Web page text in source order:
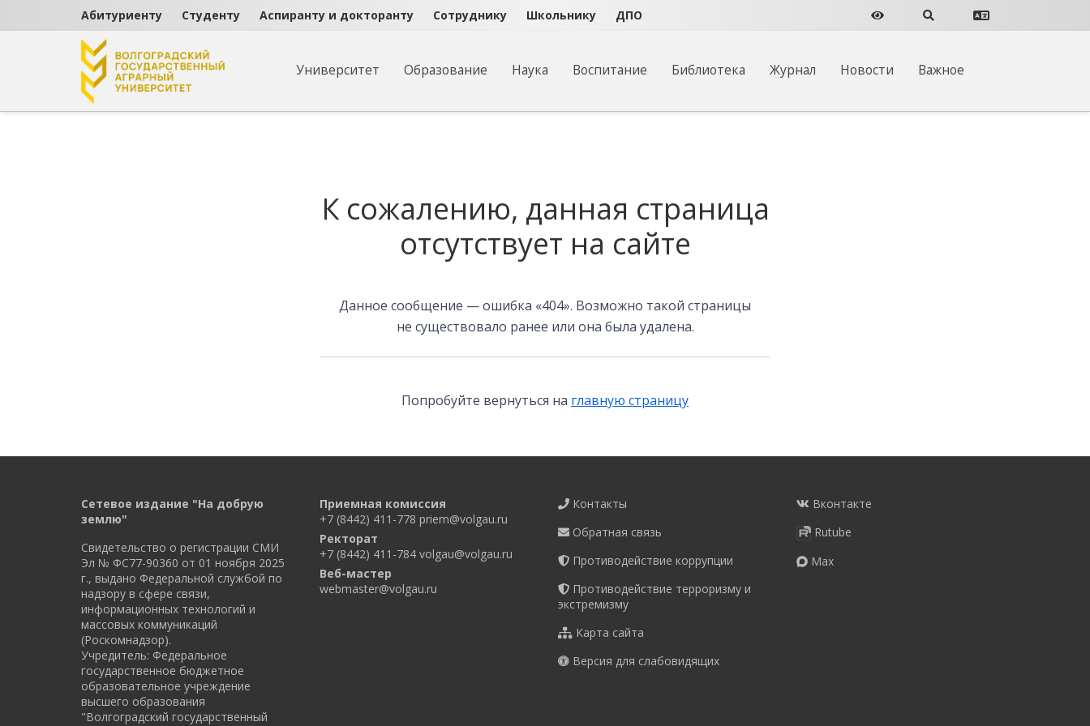
Абитуриенту Студенту Аспиранту и докторанту Сотруднику Школьнику ДПО Версия для слабовидящих
Поиск по сайту
Перевести сайт
Университет Образование Наука Воспитание Библиотека Журнал Новости Важное
К сожалению, данная страница
отсутствует на сайте
Данное сообщение — ошибка «404». Возможно такой страницы
не существовало ранее или она была удалена.
Попробуйте вернуться на главную страницу
Сетевое издание "На добрую
землю"
Свидетельство о регистрации СМИ
Эл № ФС77-90360 от 01 ноября 2025
г., выдано Федеральной службой по
надзору в сфере связи,
информационных технологий и
массовых коммуникаций
(Роскомнадзор).
Учредитель: Федеральное
государственное бюджетное
образовательное учреждение
высшего образования
"Волгоградский государственный
Приемная комиссия
+7 (8442) 411-778 priem@volgau.ru
Ректорат
+7 (8442) 411-784 volgau@volgau.ru
Веб-мастер
webmaster@volgau.ru
Контакты
Обратная связь
Противодействие коррупции
Противодействие терроризму и
экстремизму
Карта сайта
Версия для слабовидящих
Вконтакте
Rutube
Max